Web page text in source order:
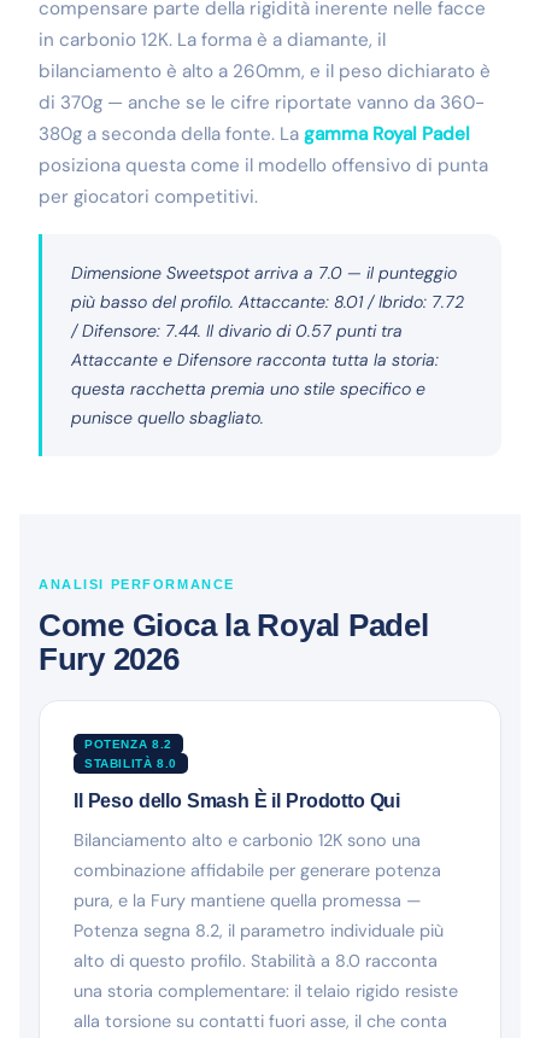
compensare parte della rigidità inerente nelle facce
in carbonio 12K. La forma è a diamante, il
bilanciamento è alto a 260mm, e il peso dichiarato è
di 370g — anche se le cifre riportate vanno da 360-
380g a seconda della fonte. La gamma Royal Padel
posiziona questa come il modello offensivo di punta
per giocatori competitivi.
Dimensione Sweetspot arriva a 7.0 — il punteggio
più basso del profilo. Attaccante: 8.01 / Ibrido: 7.72
/ Difensore: 7.44. Il divario di 0.57 punti tra
Attaccante e Difensore racconta tutta la storia:
questa racchetta premia uno stile specifico e
punisce quello sbagliato.
ANALISI PERFORMANCE
Come Gioca la Royal Padel
Fury 2026
POTENZA 8.2
STABILITÀ 8.0
Il Peso dello Smash È il Prodotto Qui
Bilanciamento alto e carbonio 12K sono una
combinazione affidabile per generare potenza
pura, e la Fury mantiene quella promessa —
Potenza segna 8.2, il parametro individuale più
alto di questo profilo. Stabilità a 8.0 racconta
una storia complementare: il telaio rigido resiste
alla torsione su contatti fuori asse, il che conta